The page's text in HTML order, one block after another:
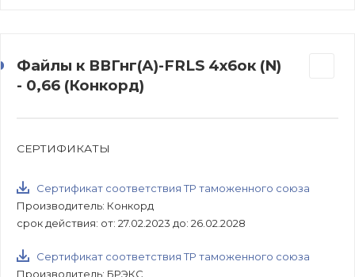
Файлы к ВВГнг(А)-FRLS 4х6ок (N)
- 0,66 (Конкорд)
СЕРТИФИКАТЫ
Сертификат соответствия ТР таможенного союза
Производитель: Конкорд
срок действия: от: 27.02.2023 до: 26.02.2028
Сертификат соответствия ТР таможенного союза
Производитель: БРЭКС